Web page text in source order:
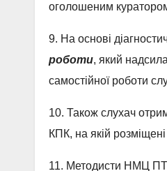
оголошеним
9. На основі
роботи, який
самостійної роботи
10. Також слухач
КПК, на якій
11. Методисти НМЦ